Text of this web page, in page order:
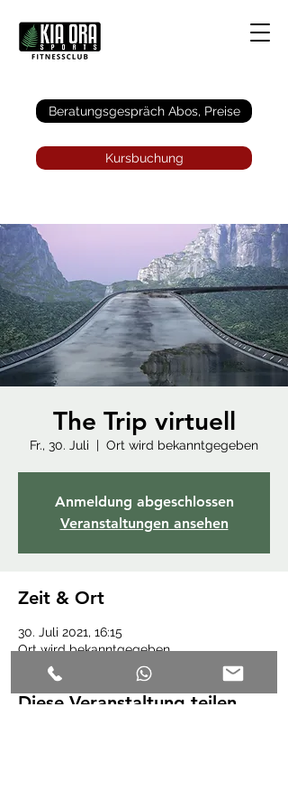
Beratungsgespräch Abos, Preise
Kursbuchung
The Trip virtuell
Fr., 30. Juli
  |
Ort wird bekanntgegeben
Anmeldung abgeschlossen
Veranstaltungen ansehen
Zeit & Ort
30. Juli 2021, 16:15
Ort wird bekanntgegeben
Diese Veranstaltung teilen